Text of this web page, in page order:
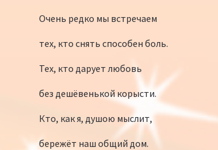
Очень редко мы встречаем
тех, кто снять способен боль.
Тех, кто дарует любовь
без дешёвенькой корысти.
Кто, как я, душою мыслит,
бережёт наш общий дом.